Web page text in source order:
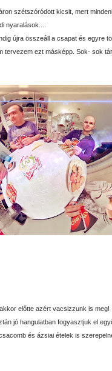
szétszóródott kicsit, mert
nyaralások....
újra összeáll a csapat és egyre
tervezem ezt másképp. Sok- sok
előtte azért vacsizzunk is meg!
jó hangulatban fogyasztjuk el
és ázsiai ételek is